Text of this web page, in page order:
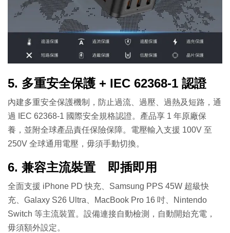
5. 多重安全保護 + IEC 62368-1 認證
內建多重安全保護機制，防止過流、過壓、過熱及短路，通
過 IEC 62368-1 國際安全規格認證。產品享 1 年原廠保
養，並附全球產品責任保險保障。電壓輸入支援 100V 至
250V 全球通用電壓，毋須手動切換。
6. 兼容主流裝置 即插即用
全面支援 iPhone PD 快充、Samsung PPS 45W 超級快
充、Galaxy S26 Ultra、MacBook Pro 16 吋、Nintendo
Switch 等主流裝置。設備連接自動檢測，自動開始充電，
毋須額外設定。